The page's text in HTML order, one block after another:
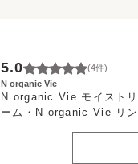
5.0 (4件)
N organic Vie
N organic Vie モイスト
ーム・N organic Vie リ